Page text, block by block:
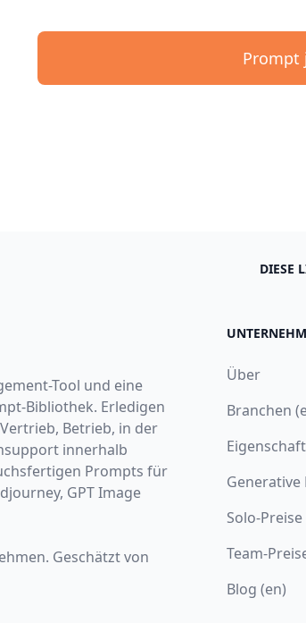
Prompt
DIESE
Tool und eine
Bibliothek. Erledigen
Betrieb, in der
innerhalb
Prompts für
GPT Image
Geschätzt von
Über
Branchen
Generative
Solo-Preise
Team-
Blog (en)